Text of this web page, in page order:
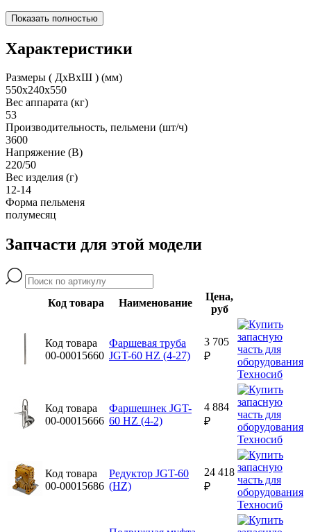
Показать полностью
Характеристики
Размеры ( ДхВхШ ) (мм)
550x240x550
Вес аппарата (кг)
53
Производительность, пельмени (шт/ч)
3600
Напряжение (В)
220/50
Вес изделия (г)
12-14
Форма пельменя
полумесяц
Запчасти для этой модели
Код товара Наименование
Цена,
руб
Код товара
00-00015660
Фаршевая труба
JGT-60 HZ (4-27)
3 705
₽
Код товара
00-00015666
Фаршешнек JGT-
60 HZ (4-2)
4 884
₽
Код товара
00-00015686
Редуктор JGT-60
(HZ)
24 418
₽